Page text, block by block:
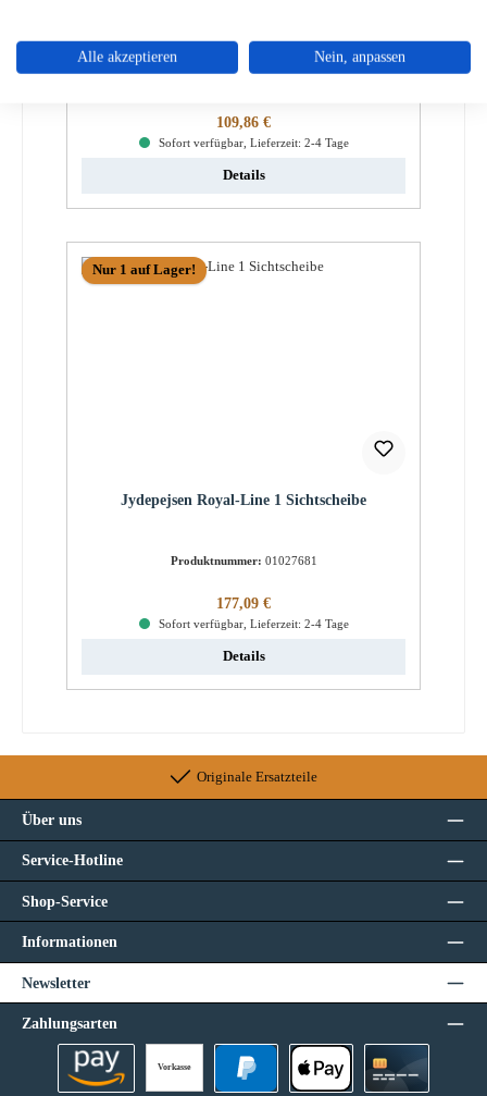
Regulärer Preis:
109,86 €
Sofort verfügbar, Lieferzeit: 2-4 Tage
Details
Nur 1 auf Lager!
Jydepejsen Royal-Line 1 Sichtscheibe
Produktnummer: 01027681
Regulärer Preis:
177,09 €
Sofort verfügbar, Lieferzeit: 2-4 Tage
Details
Originale Ersatzteile
Über uns
Service-Hotline
Shop-Service
Informationen
Newsletter
Zahlungsarten
Vorkasse
Alle akzeptieren Nein, anpassen